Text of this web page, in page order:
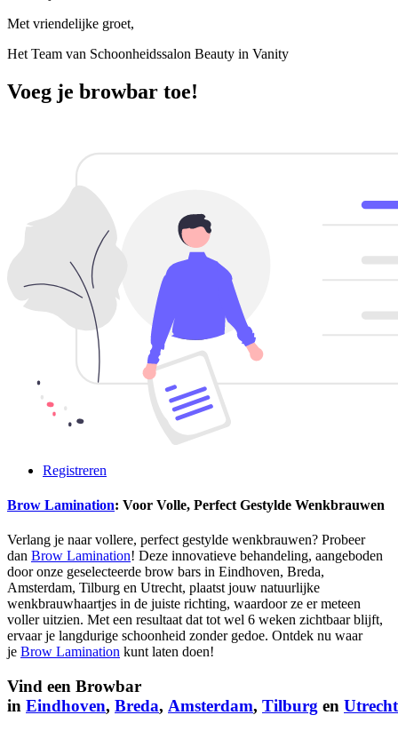
Met vriendelijke groet,
Het Team van Schoonheidssalon Beauty in Vanity
Voeg je browbar toe!
Registreren
Brow Lamination: Voor Volle, Perfect Gestylde Wenkbrauwen
Verlang je naar vollere, perfect gestylde wenkbrauwen? Probeer
dan Brow Lamination! Deze innovatieve behandeling, aangeboden
door onze geselecteerde brow bars in Eindhoven, Breda,
Amsterdam, Tilburg en Utrecht, plaatst jouw natuurlijke
wenkbrauwhaartjes in de juiste richting, waardoor ze er meteen
voller uitzien. Met een resultaat dat tot wel 6 weken zichtbaar blijft,
ervaar je langdurige schoonheid zonder gedoe. Ontdek nu waar
je Brow Lamination kunt laten doen!
Vind een Browbar
in Eindhoven, Breda, Amsterdam, Tilburg en Utrecht